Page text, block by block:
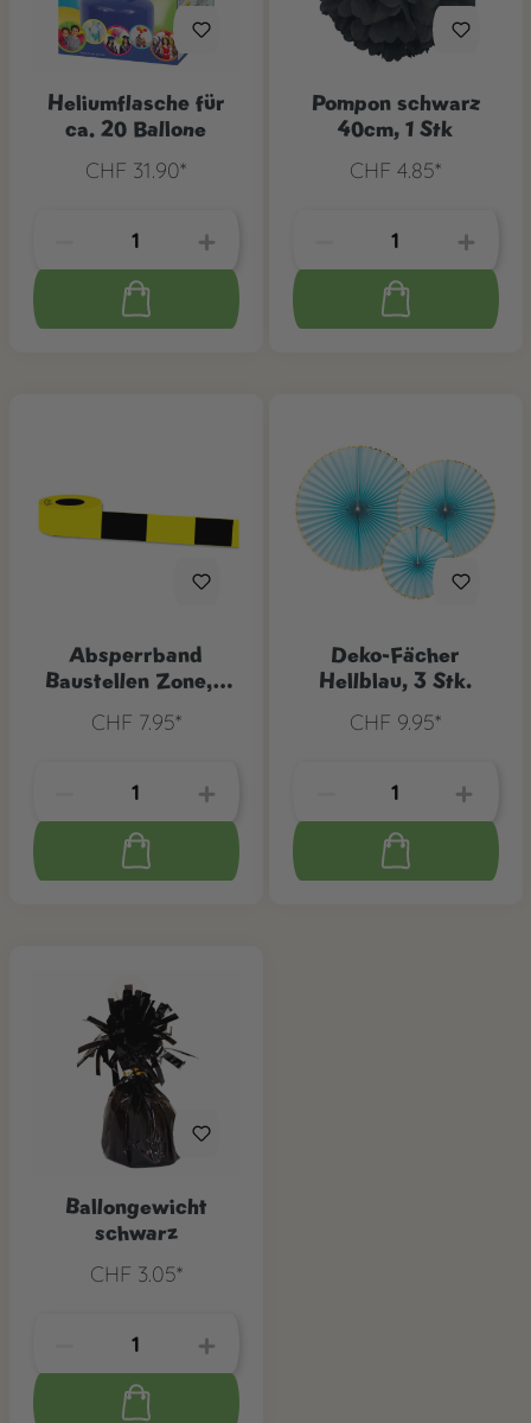
Heliumflasche für
ca. 20 Ballone
CHF 31.90*
Pompon schwarz
40cm, 1 Stk
CHF 4.85*
Absperrband
Baustellen Zone, 1
CHF 7.95*
Deko-Fächer
Hellblau, 3 Stk.
CHF 9.95*
Ballongewicht
schwarz
CHF 3.05*